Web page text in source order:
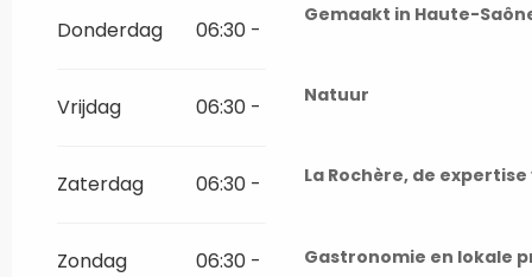
Gemaakt in Haute-
Natuur
La Rochère, de
Gastronomie en lokale
Donderdag 06:30 - 12:30
Vrijdag 06:30 - 12:30 15:30 - 19:00
Zaterdag 06:30 - 12:30 15:30 - 19:00
Zondag 06:30 - 12:30 15:30 - 19:00